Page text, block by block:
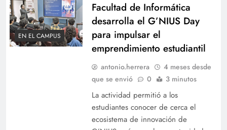
EN EL CAMPUS
Facultad de Informática
desarrolla el G’NIUS Day
para impulsar el
emprendimiento estudiantil
antonio.herrera
4 meses desde
que se envió
0 3 minutos
La actividad permitió a los
estudiantes conocer de cerca el
ecosistema de innovación de